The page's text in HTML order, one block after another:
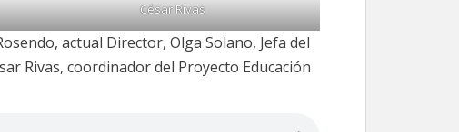
César Rivas
actual Director, Olga Solano, Jefa del
Rivas, coordinador del Proyecto Educación